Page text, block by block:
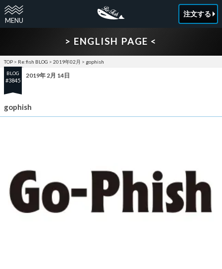
注文する
> ENGLISH PAGE <
TOP > Re:fish BLOG > 2019年02月 > gophish
BLOG
#3845
2019年 2月 14日
gophish